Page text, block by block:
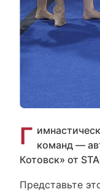
Г команд —
Котовск» от
Представьте